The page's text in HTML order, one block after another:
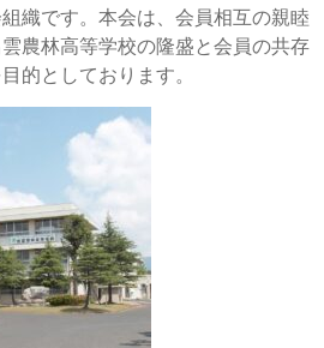
織です。本会は、会員相互の親睦
農林高等学校の隆盛と会員の共存
的としております。